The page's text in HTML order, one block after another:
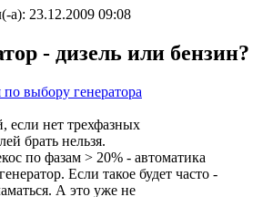
а): 23.12.2009 09:08
- дизель или бензин?
по выбору генератора
если нет трехфазных
брать нельзя.
по фазам > 20% - автоматика
Если такое будет часто -
А это уже не